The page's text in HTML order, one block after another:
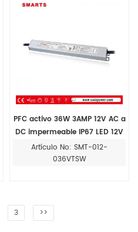
PFC activo 36W 3AMP 12V AC a
DC impermeable IP67 LED 12V
fuente de alimentación
Artículo No: SMT-012-
036VTSW
3 >>